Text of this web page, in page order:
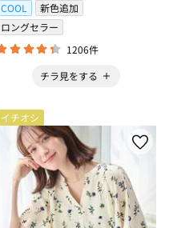
COOL
新色追加
ロングセラー
1206件
チラ見をする
イチオシ